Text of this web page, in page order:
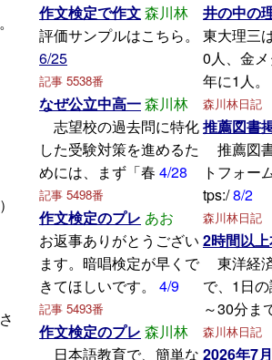
作文検定で作文森川林
評価サンプルはこちら。
6/25
記事 5538番
なぜ公立中高一森川林
志望校の過去問に特化
した受験対策を進めるた
めには、まず「春 4/28
記事 5498番
作文検定のプレ あお
お返事ありがとうござい
ます。暗唱検定が早くで
きてほしいです。
4/9
記事 5493番
作文検定のプレ 森川林
日本語教育で、簡単な
井の中の
東大理三
0人、金
年に1人。
森川林日記
推薦図書
推薦図
トフォー
tps:/8/2
森川林日記
2時間以
東洋経
で、1日
～30分ま
森川林日記
2026年7月